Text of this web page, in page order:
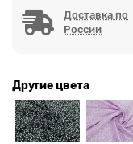
Доставка по
России
Другие цвета